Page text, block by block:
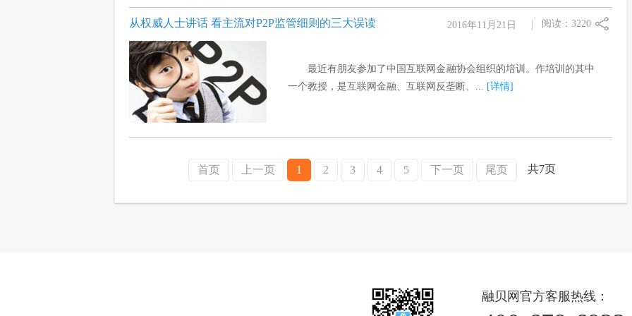
从权威人士讲话 看主流对P2P监管细则的三大误读 阅读：3220
最近有朋友参加了中国互联网金融协会组织的培训。作培训的其中
一个教授，是互联网金融、互联网反垄断、... [详情]
2016年11月21日
首页 上一页 1 2 3 4 5 下一页 尾页 共7页
融贝网官方客服热线：